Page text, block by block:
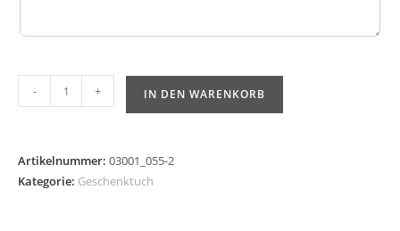
- + IN DEN WARENKORB
Artikelnummer: 03001_055-2
Kategorie: Geschenktuch